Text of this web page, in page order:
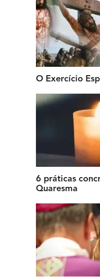
O Exercício
6 práticas
Quaresma